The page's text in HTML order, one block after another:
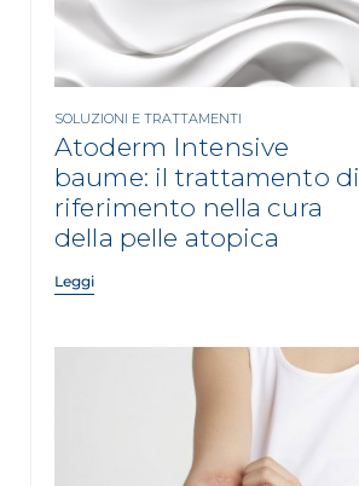
SOLUZIONI E TRATTAMENTI
Atoderm Intensive
baume: il trattamento di
riferimento nella cura
della pelle atopica
Leggi